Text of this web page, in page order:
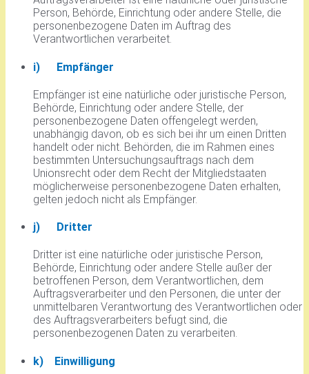
Person, Behörde, Einrichtung oder andere Stelle, die
personenbezogene Daten im Auftrag des
Verantwortlichen verarbeitet.
i) Empfänger
Empfänger ist eine natürliche oder juristische Person,
Behörde, Einrichtung oder andere Stelle, der
personenbezogene Daten offengelegt werden,
unabhängig davon, ob es sich bei ihr um einen Dritten
handelt oder nicht. Behörden, die im Rahmen eines
bestimmten Untersuchungsauftrags nach dem
Unionsrecht oder dem Recht der Mitgliedstaaten
möglicherweise personenbezogene Daten erhalten,
gelten jedoch nicht als Empfänger.
j) Dritter
Dritter ist eine natürliche oder juristische Person,
Behörde, Einrichtung oder andere Stelle außer der
betroffenen Person, dem Verantwortlichen, dem
Auftragsverarbeiter und den Personen, die unter der
unmittelbaren Verantwortung des Verantwortlichen oder
des Auftragsverarbeiters befugt sind, die
personenbezogenen Daten zu verarbeiten.
k) Einwilligung